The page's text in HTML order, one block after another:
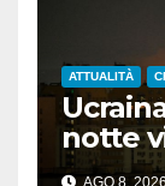
ATTUALITÀ
notte
cui 1